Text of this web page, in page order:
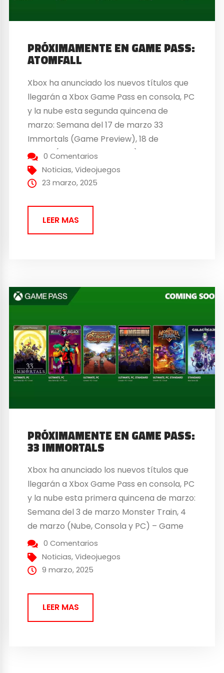
PRÓXIMAMENTE EN GAME PASS:
ATOMFALL
Xbox ha anunciado los nuevos títulos que
llegarán a Xbox Game Pass en consola, PC
y la nube esta segunda quincena de
marzo: Semana del 17 de marzo 33
Immortals (Game Preview), 18 de
marzo (Nube, Consola y PC) – Game Pass
Ultimate, PC Game Pass Octopath
Traveller II, 19 de marzo (Nube, Consola y
0 Comentarios
Noticias,Videojuegos
23 marzo, 2025
LEER MAS
PRÓXIMAMENTE EN GAME PASS:
33 IMMORTALS
Xbox ha anunciado los nuevos títulos que
llegarán a Xbox Game Pass en consola, PC
y la nube esta primera quincena de marzo:
Semana del 3 de marzo Monster Train, 4
de marzo (Nube, Consola y PC) – Game
Pass Ultimate, PC Game Pass y Game Pass
Standard Galacticare, 5 de marzo (Xbox
Series X|S) – Game Pass Standard One...
0 Comentarios
Noticias,Videojuegos
9 marzo, 2025
LEER MAS